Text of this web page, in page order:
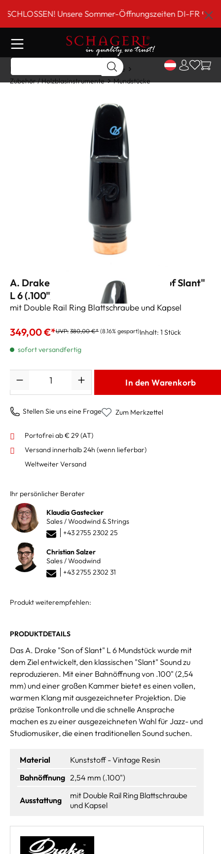
springenUnsere Sommer-Öffnungszeiten DI-FR 9 bis
Home
Holzblasinstrumente
Zubehör / Holzblasinstrumente
Mundstücke
A. Drake Tenorsaxmundstück "Son of Slant"
L 6 (.100")
mit Double Rail Ring Blattschraube und Kapsel
349,00 €*UVP: 380,00 €* (8.16% gespart)Inhalt: 1 Stück
sofort versandfertig
In den Warenkorb
Stellen Sie uns eine Frage Zum Merkzettel
Portofrei ab € 29 (AT)
Versand innerhalb 24h (wenn lieferbar)
Weltweiter Versand
Ihr persönlicher Berater
Klaudia Gastecker
Sales / Woodwind & Strings
+43 2755 2302 25
Christian Salzer
Sales / Woodwind
+43 2755 2302 31
Produkt weiterempfehlen:
PRODUKTDETAILS
Das A. Drake "Son of Slant" L 6 Mundstück wurde mit
dem Ziel entwickelt, den klassischen "Slant" Sound zu
reproduzieren. Mit einer Bahnöffnung von .100" (2,54
mm) und einer großen Kammer bietet es einen vollen,
warmen Klang mit ausgezeichneter Projektion. Die
präzise Tonkontrolle und die schnelle Ansprache
machen es zu einer ausgezeichneten Wahl für Jazz- und
Studiomusiker, die einen traditionellen Sound suchen.
Material
Kunststoff - Vintage Resin
Bahnöffnung 2,54 mm (.100")
Ausstattung
mit Double Rail Ring Blattschraube
und Kapsel